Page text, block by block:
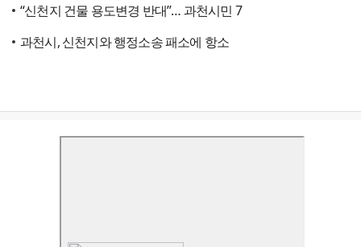
“신천지 건물 용도변경 반대”… 과천시민 7
과천시, 신천지와 행정소송 패소에 항소